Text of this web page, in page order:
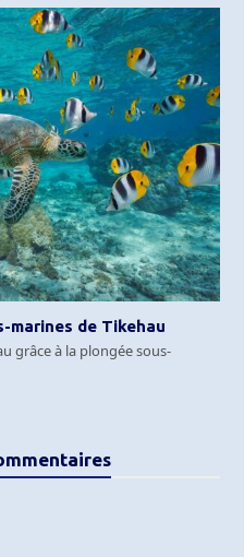
marines de Tikehau
grâce à la plongée sous-